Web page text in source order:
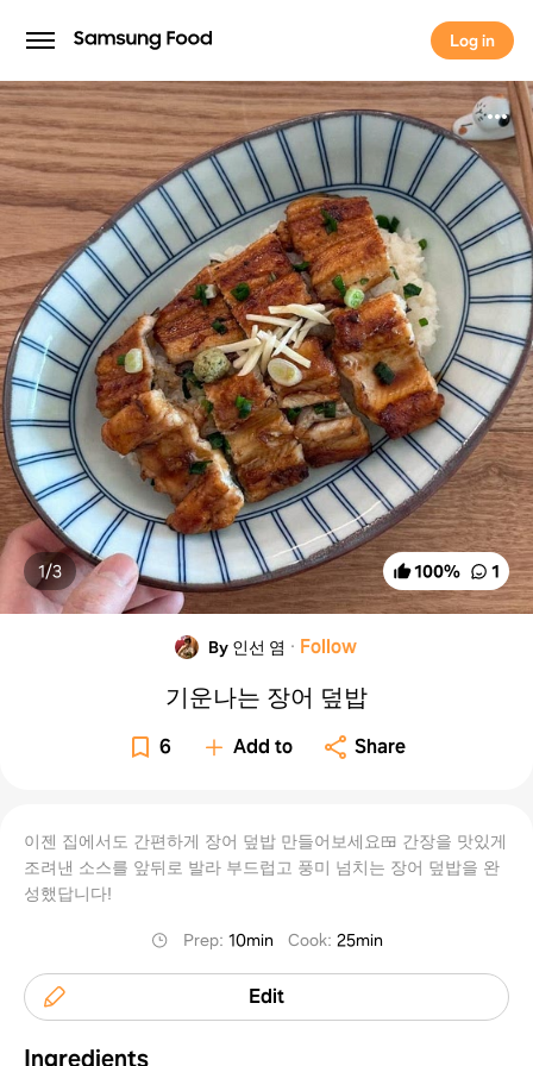
Log in
Log in
100% 1
1/3
By 인선 염 · Follow
기운나는 장어 덮밥
6 Add to Share
이젠 집에서도 간편하게 장어 덮밥 만들어보세요🍱 간장을 맛있게
조려낸 소스를 앞뒤로 발라 부드럽고 풍미 넘치는 장어 덮밥을 완
성했답니다!
Prep: 10min Cook: 25min
Edit
Ingredients